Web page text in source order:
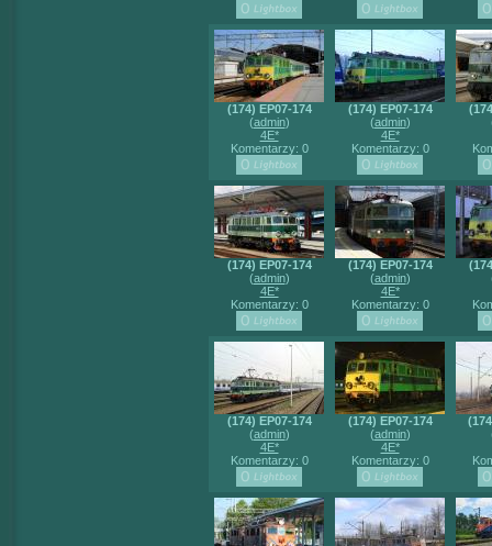
(174) EP07-174
(admin)
4E*
Komentarzy: 0
(174) EP07-174
(admin)
4E*
Komentarzy: 0
(174) EP07-174
(admin)
4E*
Komentarzy: 0
(174) EP07-174
(admin)
4E*
Komentarzy: 0
(174) EP07-174
(admin)
4E*
Komentarzy: 0
(174) EP07-174
(admin)
4E*
Komentarzy: 0